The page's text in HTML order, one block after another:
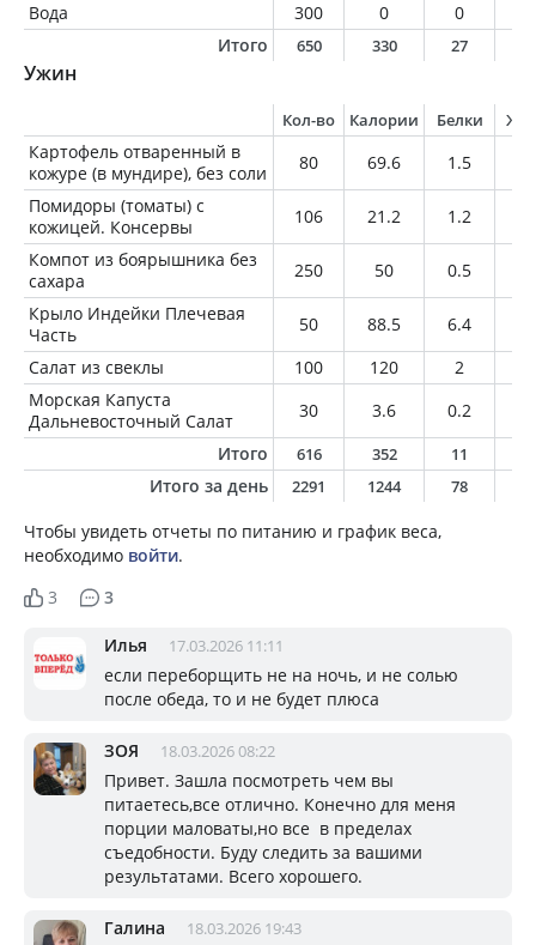
Вода
300 0 0
Итого
650 330 27
Ужин
Кол-во Калории Белки
Картофель отваренный в
кожуре (в мундире), без соли
80 69.6 1.5
Помидоры (томаты) с
кожицей. Консервы
106 21.2 1.2
Компот из боярышника без
сахара
250 50 0.5
Крыло Индейки Плечевая
Часть
50 88.5 6.4
Салат из свеклы
100 120 2
Морская Капуста
Дальневосточный Салат
30 3.6 0.2
Итого
616 352 11
Итого за день 2291 1244 78
Чтобы увидеть отчеты по питанию и график веса,
необходимо войти.
3
3
Илья 17.03.2026 11:11
если переборщить не на ночь, и не солью
после обеда, то и не будет плюса
ЗОЯ 18.03.2026 08:22
Привет. Зашла посмотреть чем вы
питаетесь,все отлично. Конечно для меня
порции маловаты,но все в пределах
съедобности. Буду следить за вашими
результатами. Всего хорошего.
Галина 18.03.2026 19:43